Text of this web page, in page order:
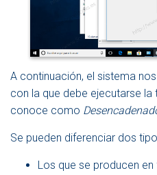
A continuación, el sistema
con la que debe ejecutarse la
conoce como
Se pueden diferenciar dos
Los que se producen